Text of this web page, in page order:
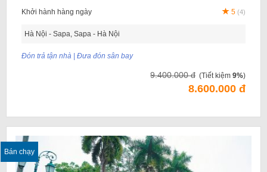
Khởi hành hàng ngày 5 (4)
Hà Nội - Sapa, Sapa - Hà Nội
Đón trả tận nhà | Đưa đón sân bay
9.400.000 đ (Tiết kiệm 9%)
8.600.000 đ
Bán chạy